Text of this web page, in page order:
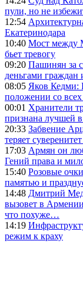
пули, но не
12:54
Екатеринодара
10:40 Мост между
бьет тревогу
09:20 Пашинян за
деньгами граждан
08:05 Яков Кедми:
положении со всех
00:01 Хранители
признана лучшей
20:33 Забвение
теряет
17:03 Армян он
Гений права и
15:40 Розовые
памятью и
14:48 Дмитрий
вызовет в
что похуже…
14:19
режим к краху